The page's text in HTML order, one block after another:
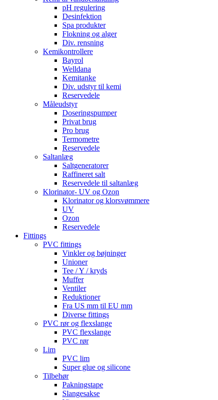
pH regulering
Desinfektion
Spa produkter
Flokning og alger
Div. rensning
Kemikontrollere
Bayrol
Welldana
Kemitanke
Div. udstyr til kemi
Reservedele
Måleudstyr
Doseringspumper
Privat brug
Pro brug
Termometre
Reservedele
Saltanlæg
Saltgeneratorer
Raffineret salt
Reservedele til saltanlæg
Klorinator- UV og Ozon
Klorinator og klorsvømmere
UV
Ozon
Reservedele
Fittings
PVC fittings
Vinkler og bøjninger
Unioner
Tee / Y / kryds
Muffer
Ventiler
Reduktioner
Fra US mm til EU mm
Diverse fittings
PVC rør og flexslange
PVC flexslange
PVC rør
Lim
PVC lim
Super glue og silicone
Tilbehør
Pakningstape
Slangesakse